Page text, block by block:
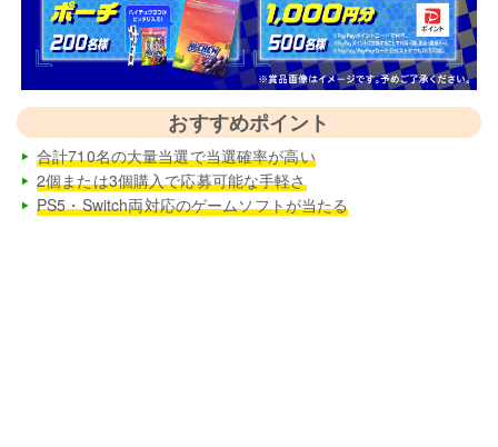
おすすめポイント
合計710名の大量当選で当選確率が高い
2個または3個購入で応募可能な手軽さ
PS5・Switch両対応のゲームソフトが当たる